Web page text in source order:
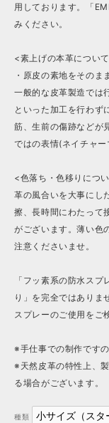
用しております。「
みください。
<素上げの本革につい
・原皮の素地をそのま
一般的な皮革製造では
といった加工を行わず
筋、生前の傷跡などが
ではの表情(ネイチャー
<色落ち・色移りにつ
革の風合いを大事にし
擦、長時間にわたって
がございます。薄い色
注意くださいませ。
「フッ素系の防水ス
り」を完全ではありま
スプレーのご使用をご
※手仕事での制作です
※天然皮革の特性上、
る場合がございます。
種類